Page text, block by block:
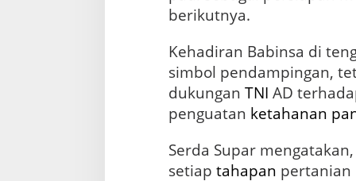
berikutnya.
Kehadiran Babinsa di
simbol pendampingan,
dukungan TNI AD
penguatan ketahanan
Serda Supar
setiap tahapan pertanian